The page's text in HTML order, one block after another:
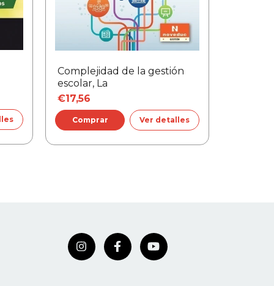
Complejidad de la gestión
escolar, La
€17,56
Ver detalles